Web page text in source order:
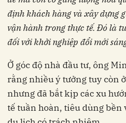
địnhkháchhàngvàxâydựng
vậnhành trong thực tế.Đólà tư
đốivớikhởinghiệp đổimới
Ở góc độ nhà đầu tư, ông
rằng nhiều ý tưởng tuy còn
nhưng đã bắt kịp các xu
tế tuần hoàn, tiêu dùng bền